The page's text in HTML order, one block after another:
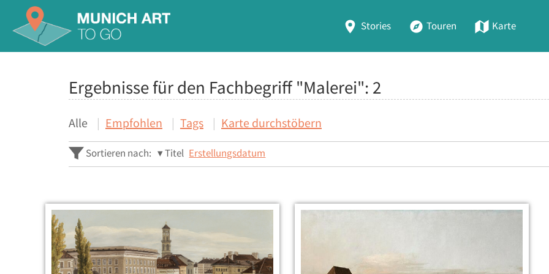
Stories Touren Karte
Ergebnisse für den Fachbegriff "Malerei": 2
Alle Empfohlen Tags Karte durchstöbern
Sortieren nach: Titel Erstellungsdatum